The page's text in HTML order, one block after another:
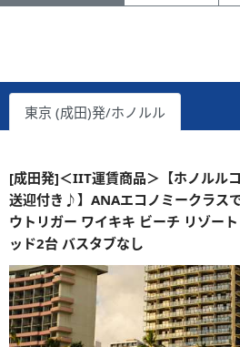
東京 (成田)発/ホノルル
[成田発]＜IIT運賃商品＞【ホノルル
送迎付き♪】ANAエコノミークラス
ウトリガー ワイキキ ビーチ リゾー
ッド2台 バスタブなし